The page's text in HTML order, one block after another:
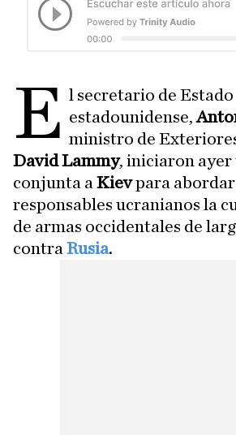
E l secretario de Estado
estadounidense,
ministro de
David Lammy, iniciaron ayer
conjunta a Kievpara abordar
responsables ucranianos la
de armas occidentales de
contra Rusia.